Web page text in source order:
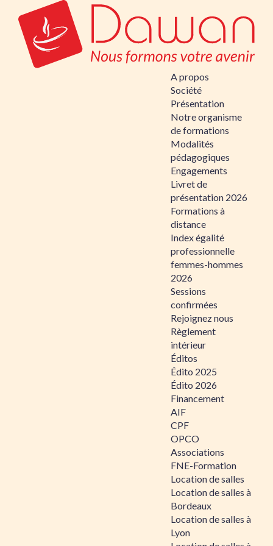
A propos
Société
Présentation
Notre organisme
de formations
Modalités
pédagogiques
Engagements
Livret de
présentation 2026
Formations à
distance
Index égalité
professionnelle
femmes-hommes
2026
Sessions
confirmées
Rejoignez nous
Règlement
intérieur
Éditos
Édito 2025
Édito 2026
Financement
AIF
CPF
OPCO
Associations
FNE-Formation
Location de salles
Location de salles à
Bordeaux
Location de salles à
Lyon